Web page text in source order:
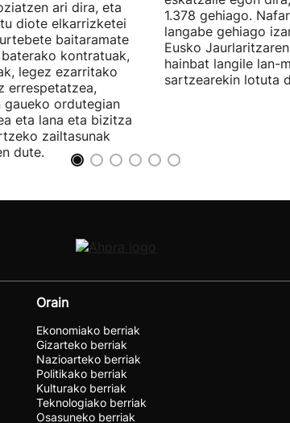
ari dira, eta
diote elkarrizketei
baitaramate
kontratuak,
legez ezarritako
errespetatzea,
gaueko ordutegian
eta lana eta bizitza
zailtasunak
dute.
1.378 gehiago.
langabe gehiago
Eusko
hainbat langile lan-
sartzearekin lotuta
Orain
Ekonomiako berriak
Gizarteko berriak
Nazioarteko berriak
Politikako berriak
Kulturako berriak
Teknologiako berriak
Osasuneko berriak